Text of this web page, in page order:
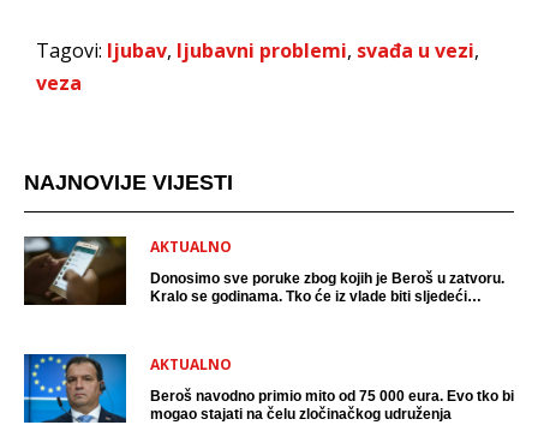
Tagovi: ljubav, ljubavni problemi, svađa u vezi,
veza
NAJNOVIJE VIJESTI
AKTUALNO
Donosimo sve poruke zbog kojih je Beroš u zatvoru.
Kralo se godinama. Tko će iz vlade biti sljedeći
AKTUALNO
Beroš navodno primio mito od 75 000 eura. Evo tko bi
mogao stajati na čelu zločinačkog udruženja